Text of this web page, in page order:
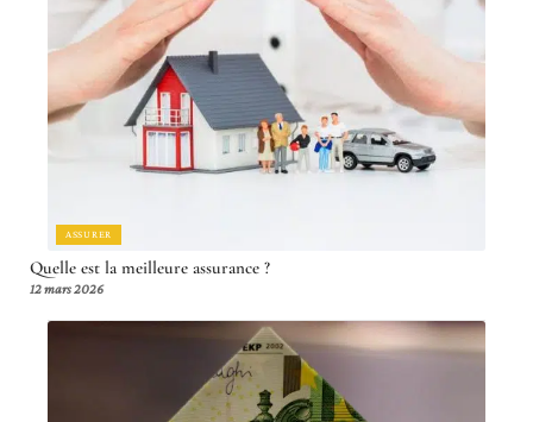
ASSURER
Quelle est la meilleure assurance ?
12 mars 2026